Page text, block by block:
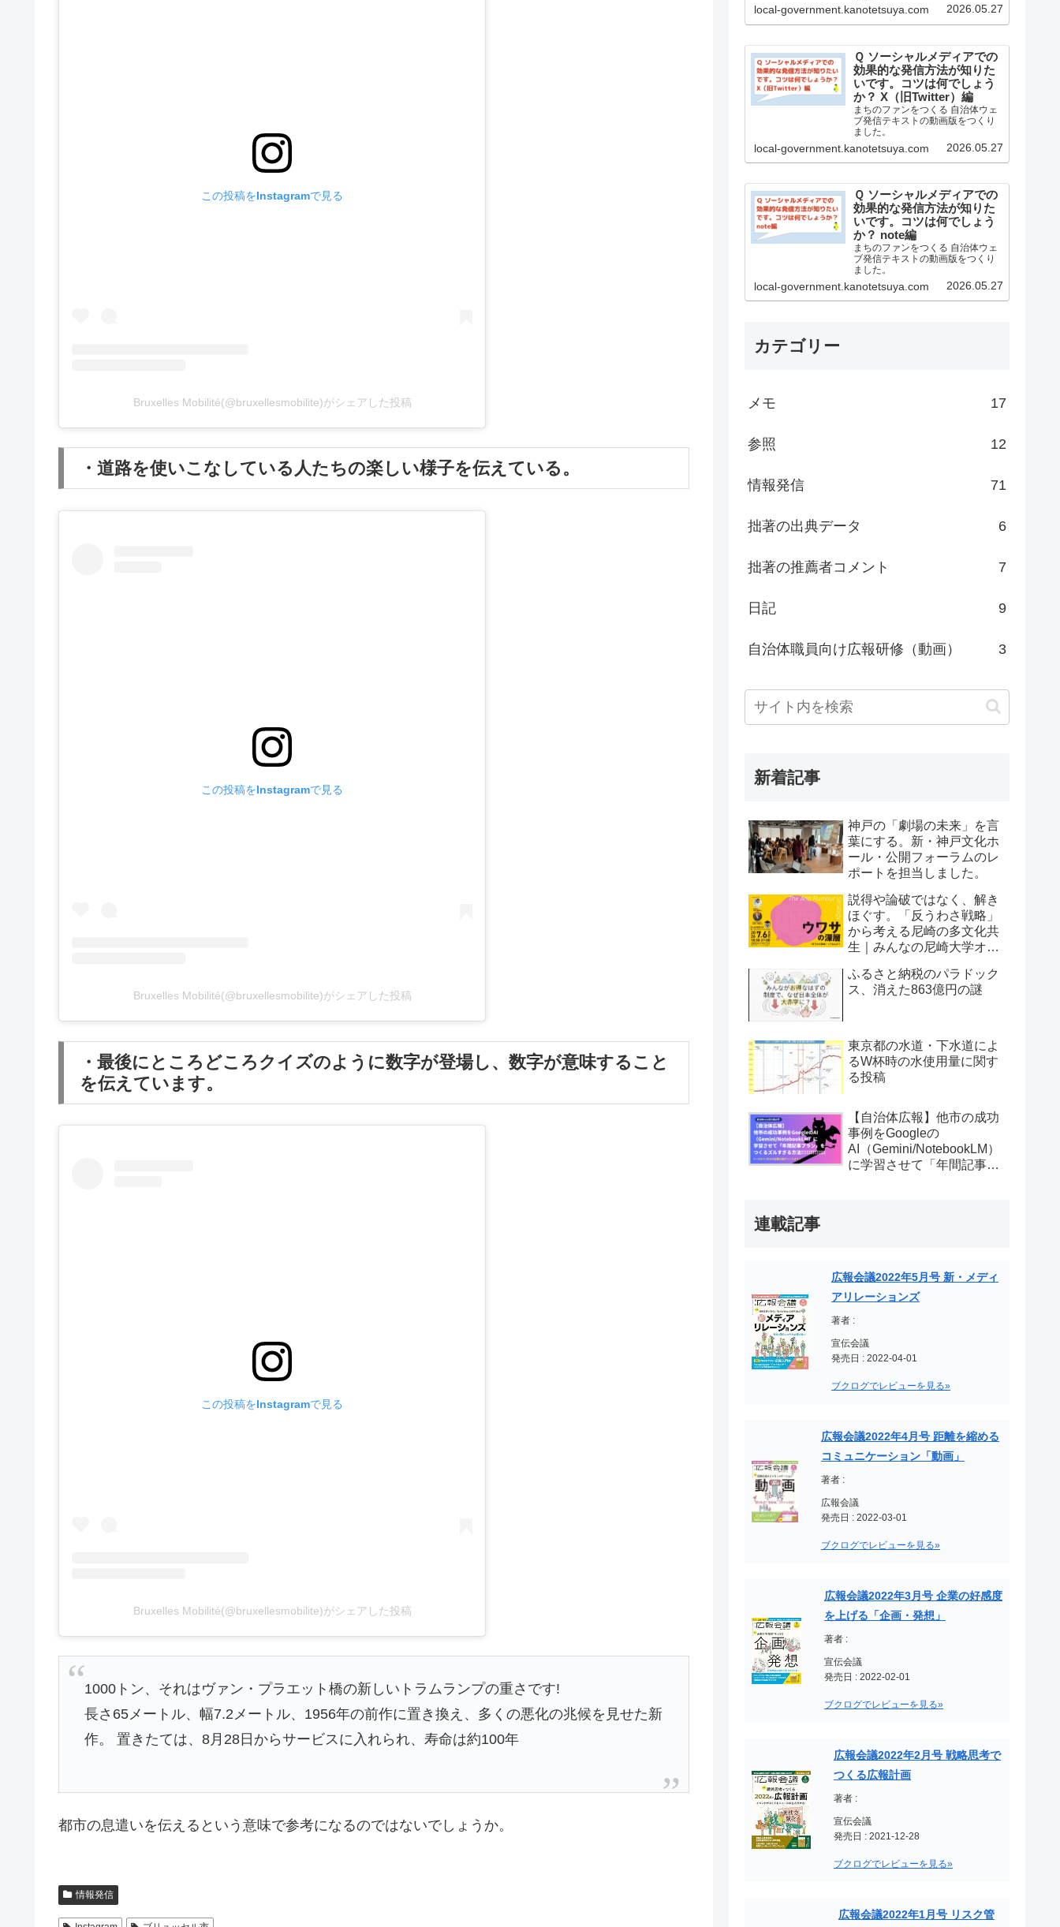
この投稿をInstagramで見る
Bruxelles Mobilité(@bruxellesmobilite)がシェアした投稿
・道路を使いこなしている人たちの楽しい様子を伝えている。
この投稿をInstagramで見る
Bruxelles Mobilité(@bruxellesmobilite)がシェアした投稿
・最後にところどころクイズのように数字が登場し、数字が意味すること
を伝えています。
この投稿をInstagramで見る
Bruxelles Mobilité(@bruxellesmobilite)がシェアした投稿
1000トン、それはヴァン・プラエット橋の新しいトラムランプの重さです!
長さ65メートル、幅7.2メートル、1956年の前作に置き換え、多くの悪化の兆候を見せた新
作。 置きたては、8月28日からサービスに入れられ、寿命は約100年
都市の息遣いを伝えるという意味で参考になるのではないでしょうか。
情報発信
local-government.kanotetsuya.com 2026.05.27
Ｑ ソーシャルメディアでの
効果的な発信方法が知りた
いです。コツは何でしょう
か？ X（旧Twitter）編
まちのファンをつくる 自治体ウェ
ブ発信テキストの動画版をつくり
ました。
local-government.kanotetsuya.com 2026.05.27
Ｑ ソーシャルメディアでの
効果的な発信方法が知りた
いです。コツは何でしょう
か？ note編
まちのファンをつくる 自治体ウェ
ブ発信テキストの動画版をつくり
ました。
local-government.kanotetsuya.com 2026.05.27
カテゴリー
メモ 17
参照 12
情報発信 71
拙著の出典データ 6
拙著の推薦者コメント 7
日記 9
自治体職員向け広報研修（動画） 3
新着記事
神戸の「劇場の未来」を言
葉にする。新・神戸文化ホ
ール・公開フォーラムのレ
ポートを担当しました。
説得や論破ではなく、解き
ほぐす。「反うわさ戦略」
から考える尼崎の多文化共
生｜みんなの尼崎大学オー
ふるさと納税のパラドック
ス、消えた863億円の謎
東京都の水道・下水道によ
るW杯時の水使用量に関す
る投稿
【自治体広報】他市の成功
事例をGoogleの
AI（Gemini/NotebookLM）
に学習させて「年間記事プ
連載記事
広報会議2022年5月号 新・メディ
アリレーションズ
著者 :
宣伝会議
発売日 : 2022-04-01
ブクログでレビューを見る»
広報会議2022年4月号 距離を縮める
コミュニケーション「動画」
著者 :
広報会議
発売日 : 2022-03-01
ブクログでレビューを見る»
広報会議2022年3月号 企業の好感度
を上げる「企画・発想」
著者 :
宣伝会議
発売日 : 2022-02-01
ブクログでレビューを見る»
広報会議2022年2月号 戦略思考で
つくる広報計画
著者 :
宣伝会議
発売日 : 2021-12-28
ブクログでレビューを見る»
広報会議2022年1月号 リスク管